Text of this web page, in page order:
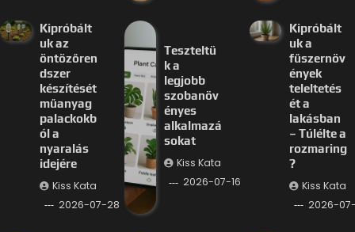
Kipróbált
uk az
öntözőren
dszer
készítését
műanyag
palackokb
ól a
nyaralás
idejére
Kiss Kata
2026-07-28
Teszteltü
k a
legjobb
szobanöv
ényes
alkalmazá
sokat
Kiss Kata
2026-07-16
Kipróbált
uk a
fűszernöv
ények
teleltetés
ét a
lakásban
– Túlélte a
rozmaring
?
Kiss Kata
2026-